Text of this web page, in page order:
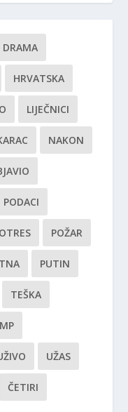
DRAMA
HRVATSKA
LIJEČNICI
NAKON
PODACI
POŽAR
PUTIN
TEŠKA
UŽAS
ČETIRI